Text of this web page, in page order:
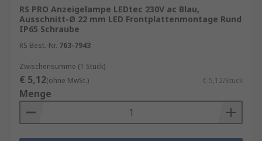
RS PRO Anzeigelampe LEDtec 230V ac Blau,
Ausschnitt-Ø 22 mm LED Frontplattenmontage Rund
IP65 Schraube
RS Best.-Nr. 763-7943
Zwischensumme (1 Stück)
€ 5,12(ohne MwSt.) € 5,12/Stück
Menge